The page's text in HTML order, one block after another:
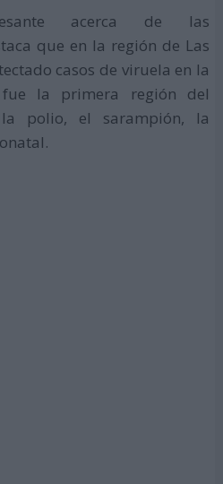
acerca de las
que en la región de Las
casos de viruela en la
fue la primera región del
polio, el sarampión, la